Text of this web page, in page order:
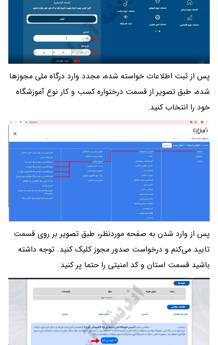
پس از ثبت اطلاعات خواسته شده، مجدد وارد درگاه ملی مجوزها
شده، طبق تصویر از قسمت درختواره کسب و کار نوع آموزشگاه
خود را انتخاب کنید.
پس از وارد شدن به صفحه موردنظر، طبق تصویر بر روی قسمت
تایید می‌کنم و درخواست صدور مجوز کلیک کنید. توجه داشته
باشید قسمت استان و کد امنیتی را حتما پر کنید.